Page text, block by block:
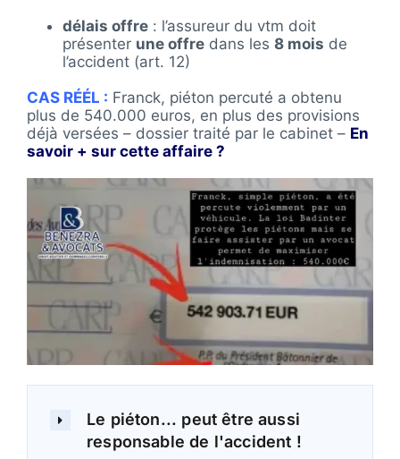
délais offre : l’assureur du vtm doit
présenter une offre dans les 8 mois de
l’accident (art. 12)
CAS RÉÉL : Franck, piéton percuté a obtenu
plus de 540.000 euros, en plus des provisions
déjà versées – dossier traité par le cabinet – En
savoir + sur cette affaire ?
Le piéton... peut être aussi
responsable de l'accident !